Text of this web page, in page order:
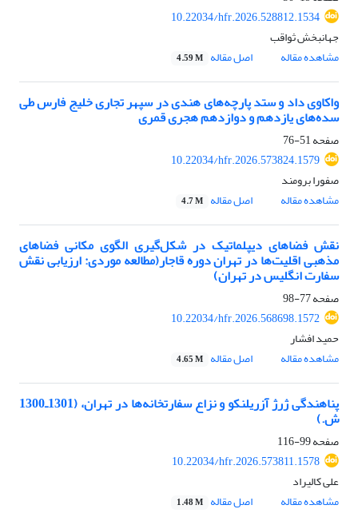
10.22034/hfr.2026.528812.1534
جهانبخش ثواقب
مشاهده مقاله
اصل مقاله 4.59 M
واکاوی داد و ستد پارچه‌های هندی در سپهر تجاری خلیج‌ فارس طی
سده‌های یازدهم و دوازدهم هجری قمری
صفحه51-76
10.22034/hfr.2026.573824.1579
صفورا برومند
مشاهده مقاله
اصل مقاله 4.7 M
نقش فضاهای دیپلماتیک در شکل‌گیری الگوی مکانی فضاهای
مذهبی اقلیت‌ها در تهران دوره قاجار(مطالعه موردی:‌ ارزیابی نقش
سفارت انگلیس در تهران)
صفحه77-98
10.22034/hfr.2026.568698.1572
حمید افشار
مشاهده مقاله
اصل مقاله 4.65 M
پناهندگی ژرژ آزریلنکو و نزاع سفارتخانه‌ها در تهران، (1301ـ1300
ش.)
صفحه99-116
10.22034/hfr.2026.573811.1578
علی کالیراد
مشاهده مقاله
اصل مقاله 1.48 M